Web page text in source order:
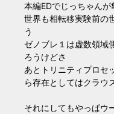
本編EDでじっちゃん
世界も相転移実験前の
う
ゼノブレ１は虚数領域
ろうけどさ
あとトリニティプロセ
ら存在としてはクラウ
それにしてもやっぱウ